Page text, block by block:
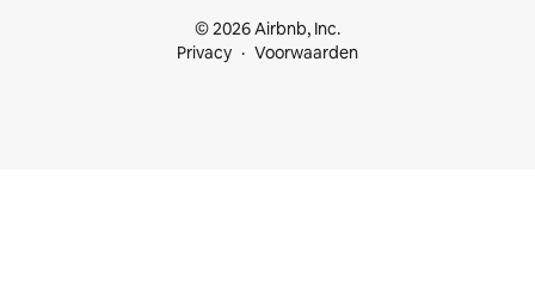
© 2026 Airbnb, Inc.
Privacy
Voorwaarden